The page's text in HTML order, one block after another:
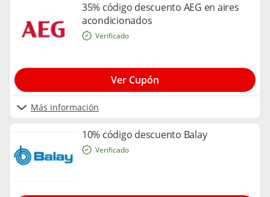
35% código descuento AEG en aires
acondicionados
Más información
Verificado
Ver Cupón
10% código descuento Balay
Verificado